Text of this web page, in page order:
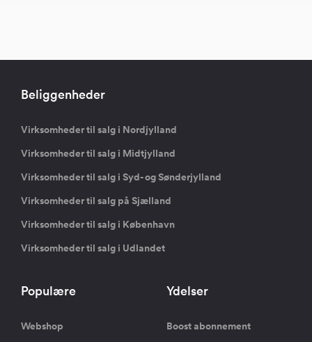
Beliggenheder
Virksomheder til salg i Nordjylland
Virksomheder til salg i Midtjylland
Virksomheder til salg i Syd- og Sønderjylland
Virksomheder til salg på Sjælland
Virksomheder til salg i København
Virksomheder til salg i Udlandet
Populære
Webshop
Ydelser
Boost abonnement